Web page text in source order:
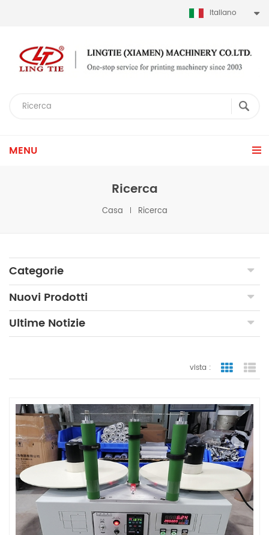
Italiano
MENU
Ricerca
Casa Ricerca
Categorie
Nuovi Prodotti
Ultime Notizie
vista : vista a